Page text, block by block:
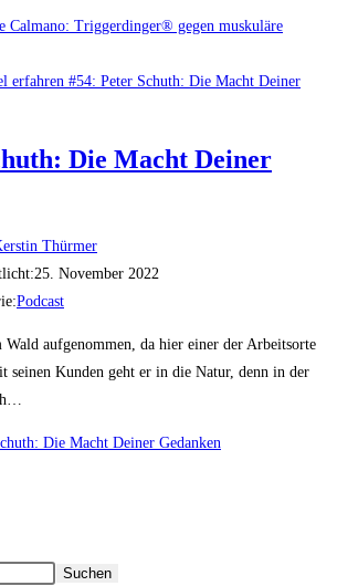
Calmano: Triggerdinger® gegen muskuläre
Die Macht Deiner
Thürmer
25. November 2022
Podcast
Wald aufgenommen, da hier einer der Arbeitsorte
seinen Kunden geht er in die Natur, denn in der
Die Macht Deiner Gedanken
Suchen